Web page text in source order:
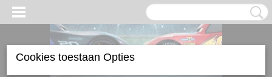
Cookies toestaan Opties